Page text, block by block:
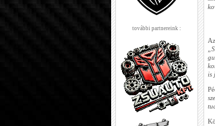
további partnereink :
is